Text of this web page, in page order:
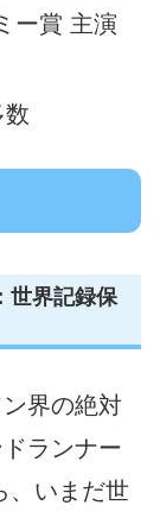
ー賞 主演
数
世界記録保
界の絶対
ランナー
、いまだ世